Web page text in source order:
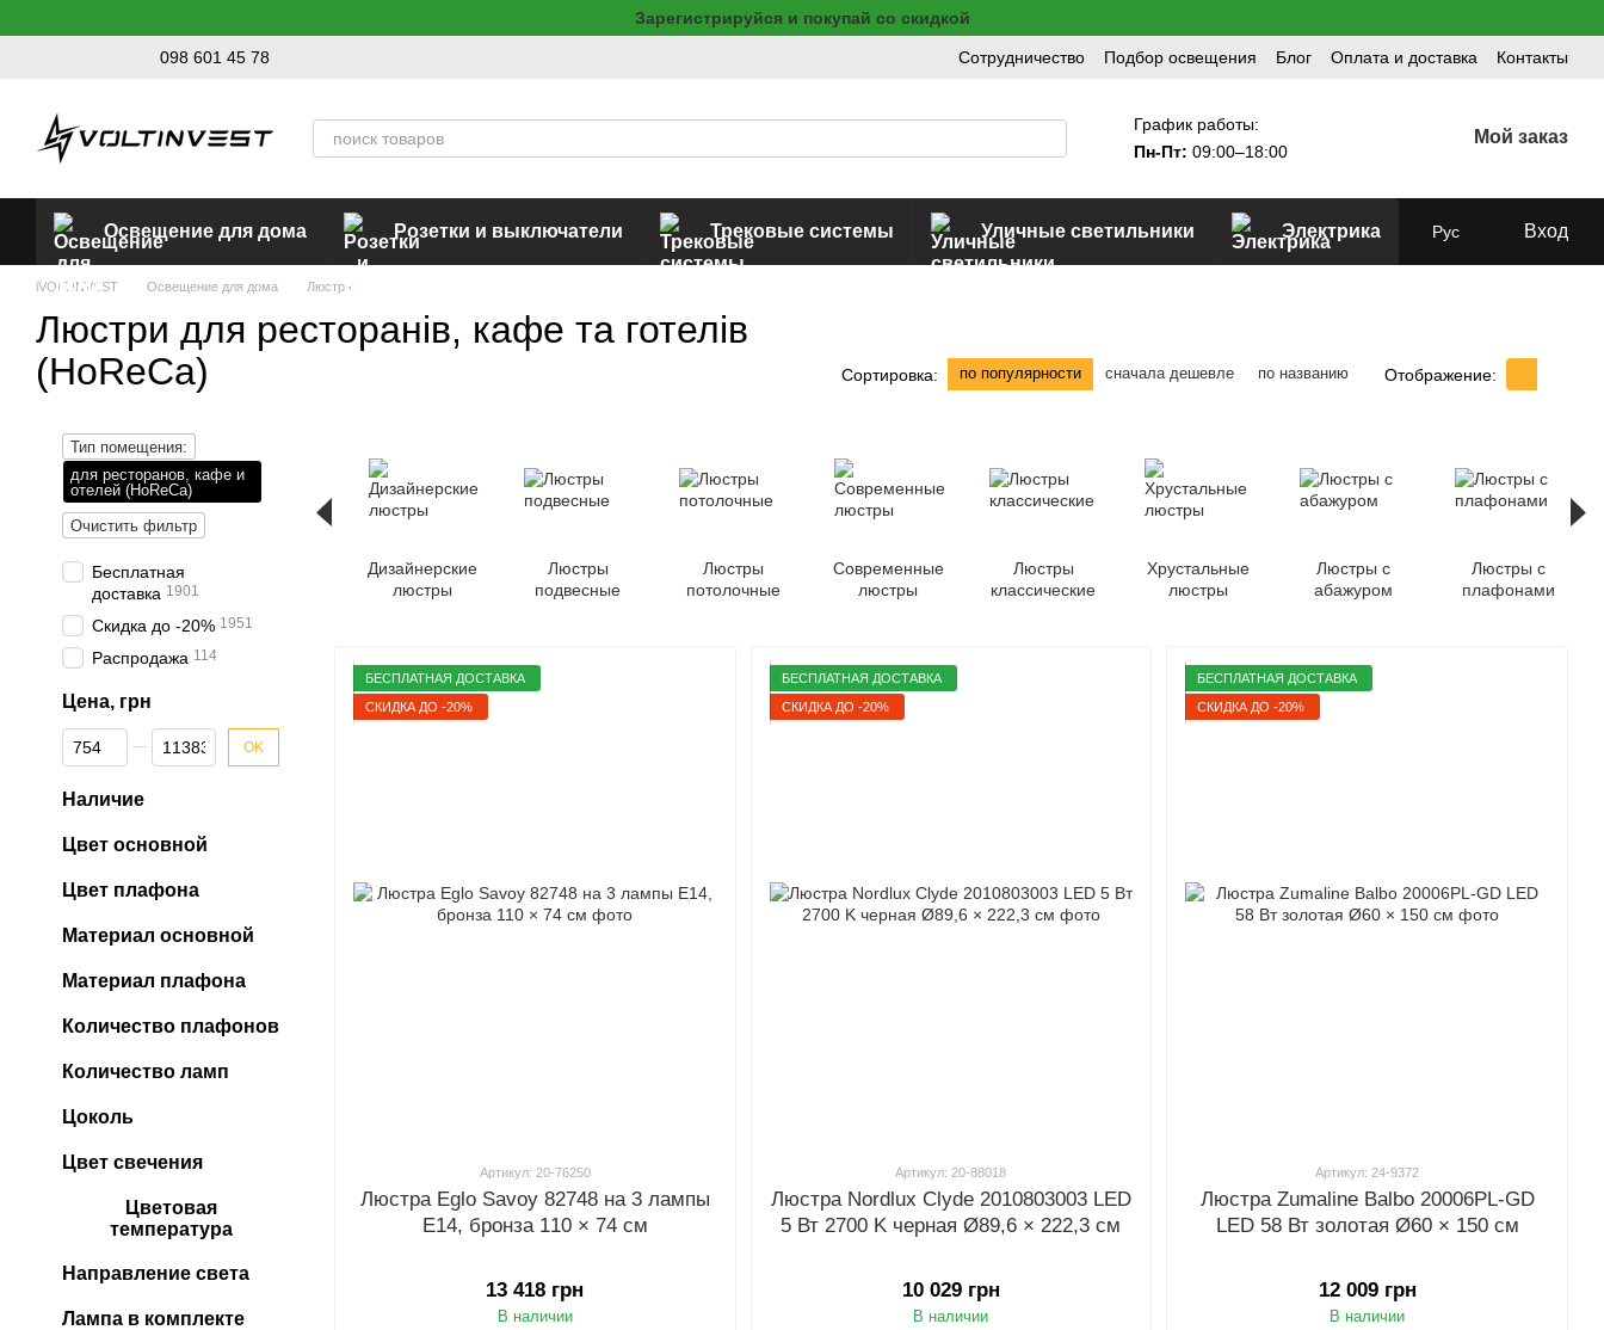
Зарегистрируйся и покупай со скидкой
098 601 45 78 Сотрудничество Подбор освещения Блог Оплата и доставка Контакты
График работы:
Пн-Пт:09:00–18:00
Мой заказ
Освещение для дома Розетки и выключатели Трековые системы Уличные светильники Электрика Рус Вход
iVOLTINVEST Освещение для дома Люстры
Люстри для ресторанів, кафе та готелів
(HoReCa)
Сортировка: по популярности сначала дешевле по названию Отображение:
Дизайнерские
люстры
Люстры
подвесные
Люстры
потолочные
Современные
люстры
Люстры
классические
Хрустальные
люстры
Люстры с
абажуром
Люстры с
плафонами
БЕСПЛАТНАЯ ДОСТАВКА
СКИДКА ДО -20%
Артикул: 20-76250
Люстра Eglo Savoy 82748 на 3 лампы
E14, бронза 110 × 74 см
13 418 грн
В наличии
БЕСПЛАТНАЯ ДОСТАВКА
СКИДКА ДО -20%
Артикул: 20-88018
Люстра Nordlux Clyde 2010803003 LED
5 Вт 2700 K черная Ø89,6 × 222,3 см
10 029 грн
В наличии
БЕСПЛАТНАЯ ДОСТАВКА
СКИДКА ДО -20%
Артикул: 24-9372
Люстра Zumaline Balbo 20006PL-GD
LED 58 Вт золотая Ø60 × 150 см
12 009 грн
В наличии
Тип помещения:
для ресторанов, кафе и
отелей (HoReCa)
Очистить фильтр
Бесплатная
доставка 1901
Скидка до -20% 1951
Распродажа 114
Цена, грн
От Цена, грн
До Цена, грн OK
Наличие
Цвет основной
Цвет плафона
Материал основной
Материал плафона
Количество плафонов
Количество ламп
Цоколь
Цвет свечения
Цветовая
температура
Направление света
Лампа в комплекте